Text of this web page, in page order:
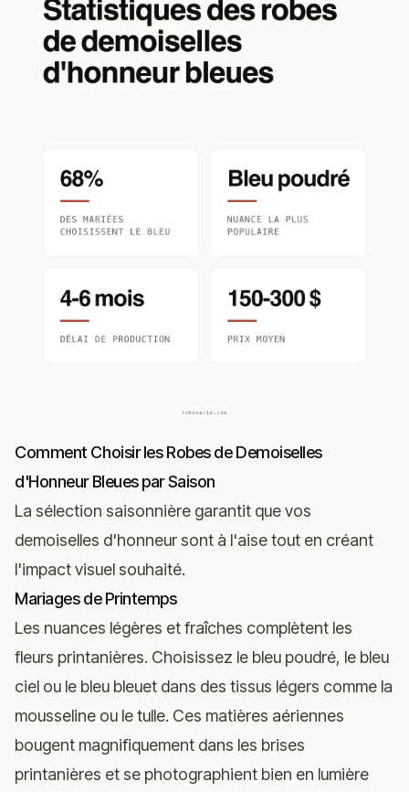
Comment Choisir les Robes de Demoiselles
d'Honneur Bleues par Saison
La sélection saisonnière garantit que vos
demoiselles d'honneur sont à l'aise tout en créant
l'impact visuel souhaité.
Mariages de Printemps
Les nuances légères et fraîches complètent les
fleurs printanières. Choisissez le bleu poudré, le bleu
ciel ou le bleu bleuet dans des tissus légers comme la
mousseline ou le tulle. Ces matières aériennes
bougent magnifiquement dans les brises
printanières et se photographient bien en lumière